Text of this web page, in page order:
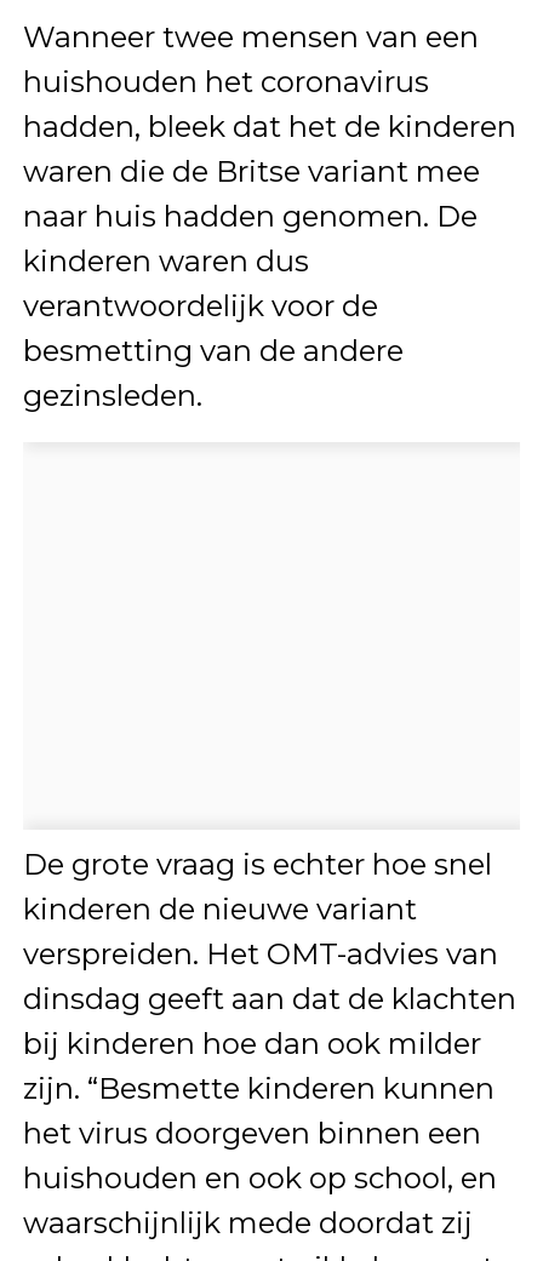
Wanneer twee mensen van een
huishouden het coronavirus
hadden, bleek dat het de kinderen
waren die de Britse variant mee
naar huis hadden genomen. De
kinderen waren dus
verantwoordelijk voor de
besmetting van de andere
gezinsleden.
De grote vraag is echter hoe snel
kinderen de nieuwe variant
verspreiden. Het OMT-advies van
dinsdag geeft aan dat de klachten
bij kinderen hoe dan ook milder
zijn. “Besmette kinderen kunnen
het virus doorgeven binnen een
huishouden en ook op school, en
waarschijnlijk mede doordat zij